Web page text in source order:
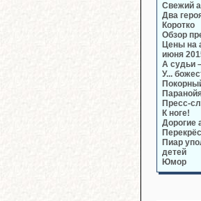
Свежий
Два
Коротко
Обзор
Цены на
июня
А судьи
У...
Пресс-
К ноге!
Дорогие
Пиар
детей
Юмор